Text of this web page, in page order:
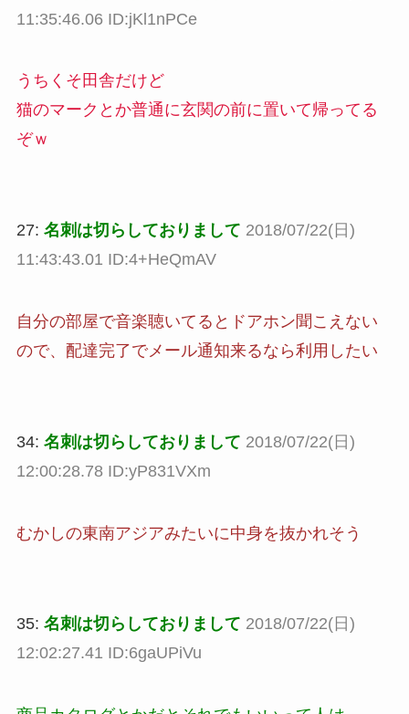
11:35:46.06 ID:jKl1nPCe
うちくそ田舎だけど
猫のマークとか普通に玄関の前に置いて帰ってる
ぞｗ
27: 名刺は切らしておりまして 2018/07/22(日)
11:43:43.01 ID:4+HeQmAV
自分の部屋で音楽聴いてるとドアホン聞こえない
ので、配達完了でメール通知来るなら利用したい
34: 名刺は切らしておりまして 2018/07/22(日)
12:00:28.78 ID:yP831VXm
むかしの東南アジアみたいに中身を抜かれそう
35: 名刺は切らしておりまして 2018/07/22(日)
12:02:27.41 ID:6gaUPiVu